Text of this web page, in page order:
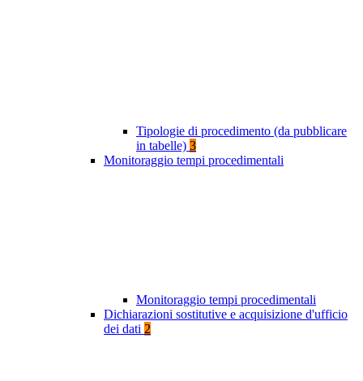
Tipologie di procedimento (da pubblicare
in tabelle) 3
Monitoraggio tempi procedimentali
Monitoraggio tempi procedimentali
Dichiarazioni sostitutive e acquisizione d'ufficio
dei dati 2